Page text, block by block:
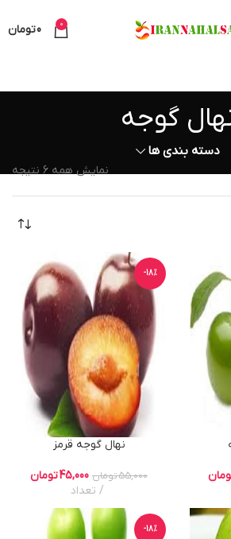
0
0تومان
گوجه
دسته بندی ها
نمایش همه 6 نتیجه
-18%
نهال گوجه قرمز
55,000تومان 45,000تومان
تعداد
-18%